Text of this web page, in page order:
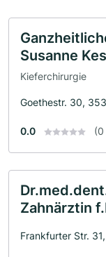
Susanne
Kieferchirurgie
Goethestr. 30,
0.0 (0
Zahnärztin
Frankfurter Str.